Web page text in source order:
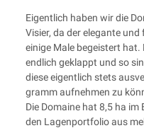
Eigent­lich haben wir die
Visier, da der ele­gan­te und
eini­ge Male begeis­tert
end­lich geklappt und so
die­se eigent­lich stets
gramm auf­neh­men zu
Die Domaine hat 8,5 ha
den Lagen­port­fo­lio aus